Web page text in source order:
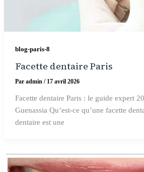
blog-paris-8
Facette dentaire Paris
Par admin / 17 avril 2026
Facette dentaire Paris : le guide expert
Guenassia Qu’est-ce qu’une facette
dentaire est une